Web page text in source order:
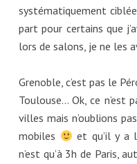
systématiquement
part pour certains que
lors de salons, je ne les
Grenoble, c’est pas le
Toulouse… Ok, ce n’est
villes mais n’oublions
mobiles
et qu’il y a
n’est qu’à 3h de Paris,